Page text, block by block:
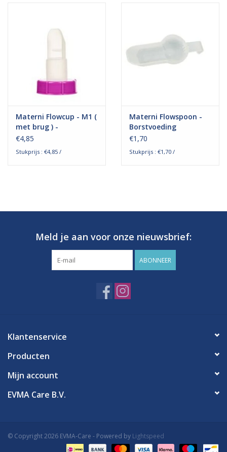
Waterdichte pleisters:
wanneer kies je ervoor en
welke zijn het beste?
Materni Flowcup - M1 (
met brug ) -
borstvoeding
€4,85
Stukprijs : €4,85 /
Materni Flowspoon -
Borstvoeding
Hulpmiddel
€1,70
Stukprijs : €1,70 /
Meld je aan voor onze nieuwsbrief:
ABONNEER
Klantenservice
Producten
Mijn account
EVMA Care B.V.
© Copyright 2026 EVMA-Care - Powered by Lightspeed